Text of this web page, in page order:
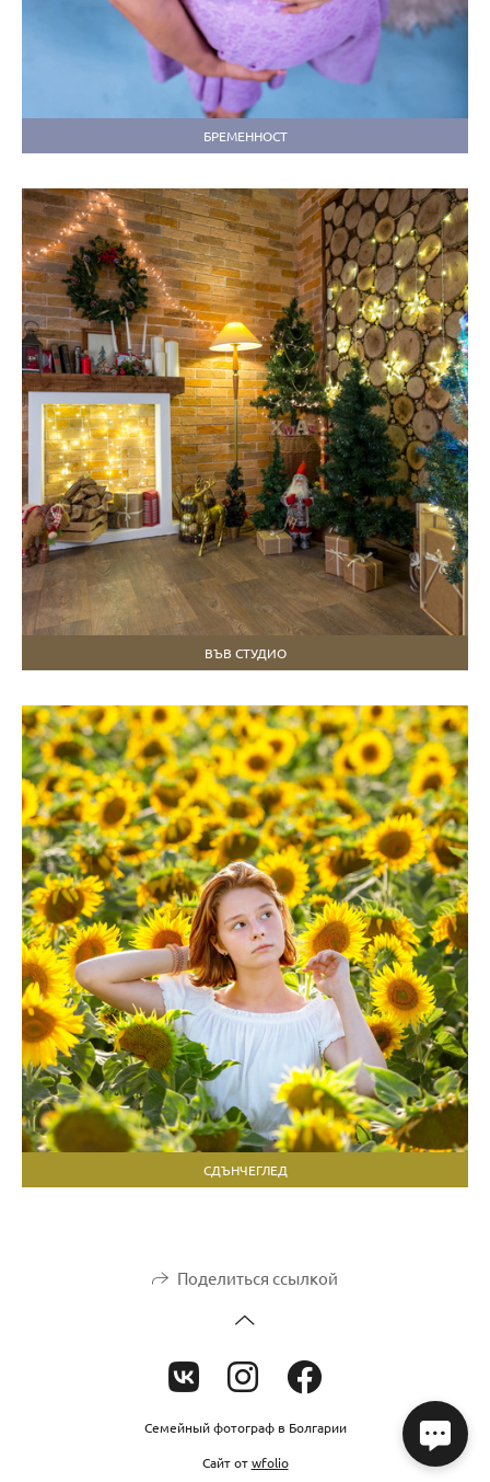
БРЕМЕННОСТ
ВЪВ СТУДИО
СДЪНЧЕГЛЕД
Поделиться ссылкой
Семейный фотограф в Болгарии
Сайт отwfolio